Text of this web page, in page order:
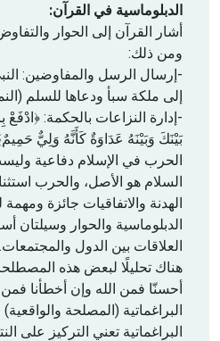
الدبلوماسية في القرآن:
أشار القرآن إلى الحوار
ومن ذلك:
-إرسال الرسل والمفاوضين:
إلى ملكة سبأ ودعاها للسلم (النمل:
-إدارة النزاعات بالحكمة:
بَيْنَكَ وَبَيْنَهُ عَدَاوَةٌ كَأَنَّهُ وَلِيٌّ حَمِيمٌ﴾
الحرب في الإسلام دفاعية
السلام هو الأصل، والحرب
الهدنة والاتفاقيات جائزة
الدبلوماسية والحوار وسيلتان
العلاقات بين الدول والمجتمعات.
هناك تحليلًا لبعض هذه
أحسنّا فمن الله وإن أخطأنا
البراغماتية (المصلحة والواقعية)
البراغماتية تعني التركيز على